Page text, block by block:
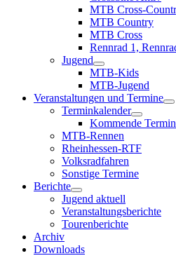
MTB Cross-
MTB Country
MTB Cross
Rennrad 1,
Jugend
MTB-Kids
MTB-Jugend
Veranstaltungen und Termine
Terminkalender
Kommende
MTB-Rennen
Rheinhessen-RTF
Volksradfahren
Sonstige Termine
Berichte
Jugend aktuell
Veranstaltungsberichte
Tourenberichte
Archiv
Downloads